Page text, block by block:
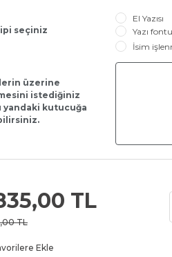
seçiniz
El Yazısı
Yazı
İsim
üzerine
istediğiniz
yandaki kutucuğa
TL
TL